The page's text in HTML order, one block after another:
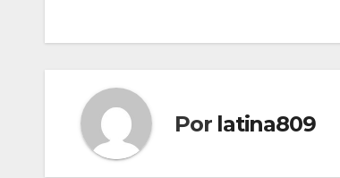
entradas
Por latina809